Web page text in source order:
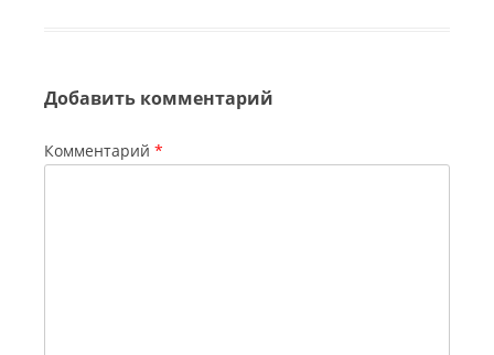
Добавить комментарий
Комментарий *